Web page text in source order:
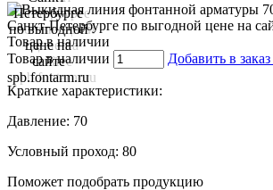
Товар в наличии Добавить в заказ
Краткие характеристики:
Давление: 70
Условный проход: 80
Поможет подобрать продукцию